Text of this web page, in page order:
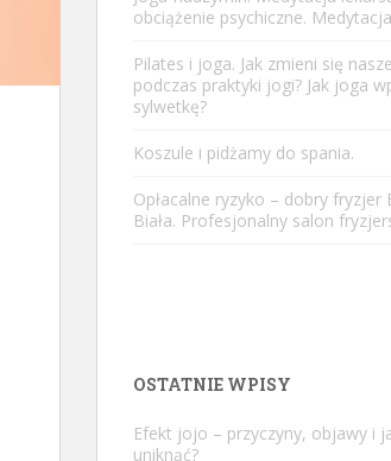
obciążenie psychiczne.
Pilates i joga. Jak zmieni się
podczas praktyki jogi? Jak joga
sylwetkę?
Koszule i pidżamy do spania.
Opłacalne ryzyko – dobry fryzjer
Biała. Profesjonalny salon
OSTATNIE WPISY
Efekt jojo – przyczyny, objawy i
uniknąć?